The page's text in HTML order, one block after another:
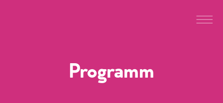
Programm